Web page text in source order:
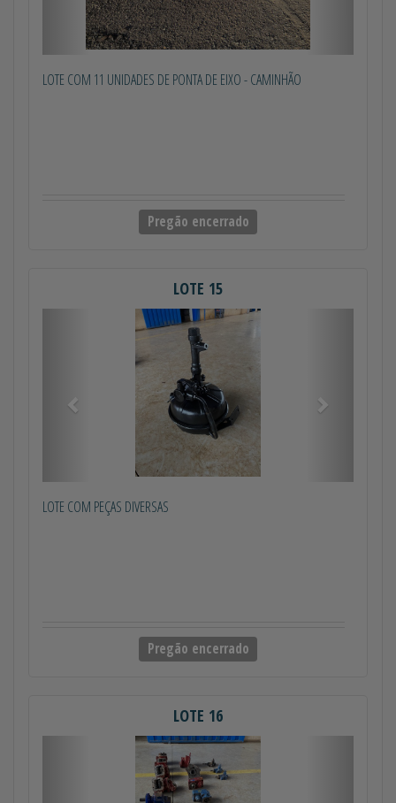
LOTE COM 11 UNIDADES DE PONTA DE EIXO - CAMINHÃO
Pregão encerrado
LOTE 15
LOTE COM PEÇAS DIVERSAS
Pregão encerrado
LOTE 16